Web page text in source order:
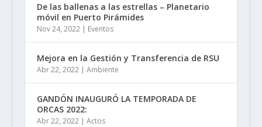
De las ballenas a las estrellas – Planetario
móvil en Puerto Pirámides
Nov 24, 2022| Eventos
Mejora en la Gestión y Transferencia de RSU
Abr 22, 2022| Ambiente
GANDÓN INAUGURÓ LA TEMPORADA DE
ORCAS 2022:
Abr 22, 2022| Actos